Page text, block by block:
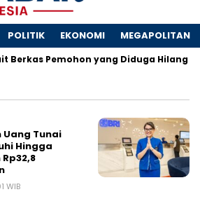
POLITIK EKONOMI MEGAPOLITAN
Pemohon yang Diduga Hilang
Tunai
Hingga
WIB